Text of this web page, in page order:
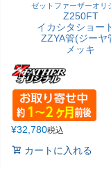
ゼットファーザーオリ
Z250FT
イカシタショー
ZZYA管(ジーヤ
メッキ
¥32,780税込
カートに入れる